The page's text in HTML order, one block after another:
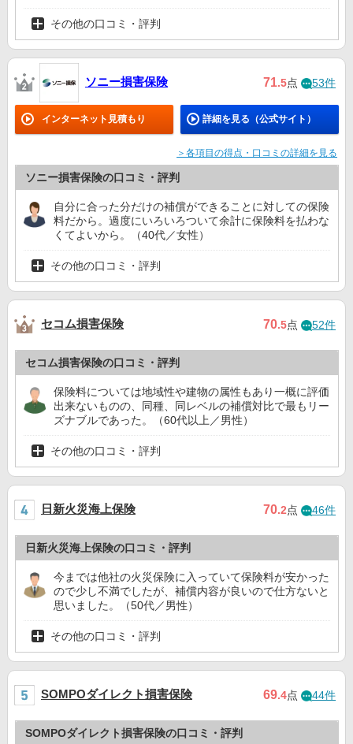
その他の口コミ・評判
ソニー損害保険 71.5点 53件
インターネット見積もり 詳細を見る（公式サイト）
＞各項目の得点・口コミの詳細を見る
ソニー損害保険の口コミ・評判
自分に合った分だけの補償ができることに対しての保険
料だから。過度にいろいろついて余計に保険料を払わな
くてよいから。（40代／女性）
その他の口コミ・評判
セコム損害保険 70.5点 52件
セコム損害保険の口コミ・評判
保険料については地域性や建物の属性もあり一概に評価
出来ないものの、同種、同レベルの補償対比で最もリー
ズナブルであった。（60代以上／男性）
その他の口コミ・評判
日新火災海上保険 70.2点 46件
日新火災海上保険の口コミ・評判
今までは他社の火災保険に入っていて保険料が安かった
ので少し不満でしたが、補償内容が良いので仕方ないと
思いました。（50代／男性）
その他の口コミ・評判
SOMPOダイレクト損害保険 69.4点 44件
SOMPOダイレクト損害保険の口コミ・評判